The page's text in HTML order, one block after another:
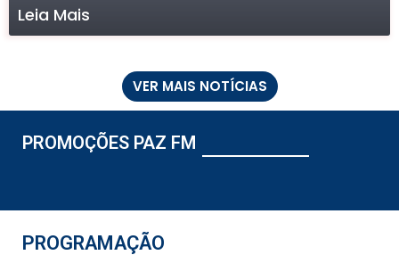
Leia Mais
VER MAIS NOTÍCIAS
PROMOÇÕES PAZ FM
PROGRAMAÇÃO